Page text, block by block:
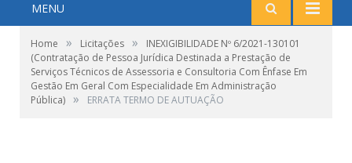
MENU
Home » Licitações »
INEXIGIBILIDADE Nº 6/2021-130101
(Contratação de Pessoa Jurídica Destinada a Prestação de
Serviços Técnicos de Assessoria e Consultoria Com Ênfase Em
Gestão Em Geral Com Especialidade Em Administração
Pública) » ERRATA TERMO DE AUTUAÇÃO